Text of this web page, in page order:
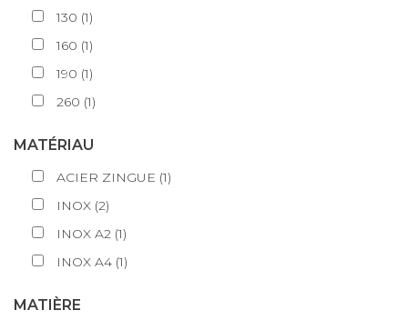
130 (1)
160 (1)
190 (1)
260 (1)
MATÉRIAU
ACIER ZINGUE (1)
INOX (2)
INOX A2 (1)
INOX A4 (1)
MATIÈRE